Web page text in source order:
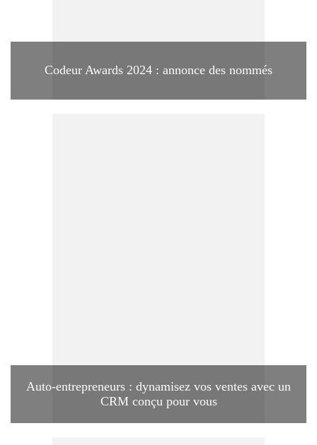
Codeur Awards 2024 : annonce des nommés
Auto-entrepreneurs : dynamisez vos ventes avec un
CRM conçu pour vous